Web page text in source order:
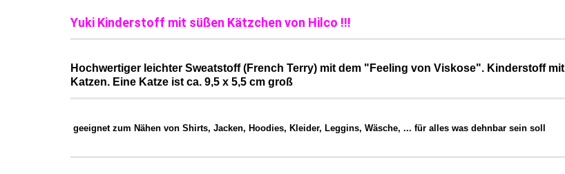
Yuki Kinderstoff mit süßen Kätzchen von Hilco !!!
Hochwertiger leichter Sweatstoff (French Terry) mit dem "Feeling von Viskose". Kinderstoff mit
Katzen. Eine Katze ist ca. 9,5 x 5,5 cm groß
geeignet zum Nähen von Shirts, Jacken, Hoodies, Kleider, Leggins, Wäsche, ... für alles was dehnbar sein soll